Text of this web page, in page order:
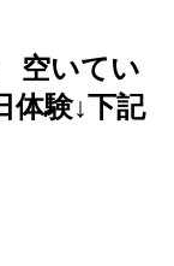
空いてい
体験↓下記